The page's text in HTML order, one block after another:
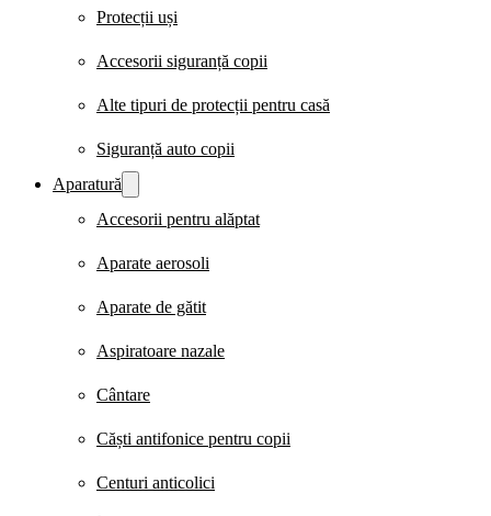
Protecții uși
Accesorii siguranță copii
Alte tipuri de protecții pentru casă
Siguranță auto copii
Aparatură
Accesorii pentru alăptat
Aparate aerosoli
Aparate de gătit
Aspiratoare nazale
Cântare
Căști antifonice pentru copii
Centuri anticolici